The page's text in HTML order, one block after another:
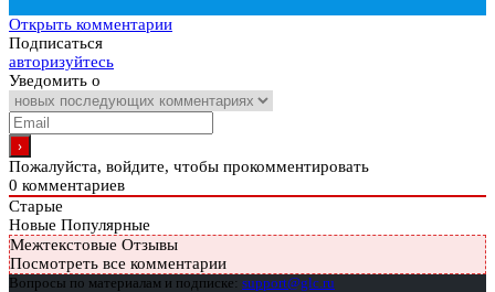
Открыть комментарии
Подписаться
авторизуйтесь
Уведомить о
Пожалуйста, войдите, чтобы прокомментировать
0 комментариев
Старые
Новые Популярные
Межтекстовые Отзывы
Посмотреть все комментарии
Вопросы по материалам и подписке: support@glc.ru